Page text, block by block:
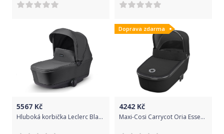
5567 Kč
Hluboká korbička Leclerc Black 2020
Doprava zdarma
4242 Kč
Maxi-Cosi Carrycot Oria Essential Black